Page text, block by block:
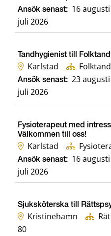
Ansök senast: 16
juli 2026
Tandhygienist till
Karlstad
Ansök senast: 23
juli 2026
Fysioterapeut med
Välkommen till oss!
Karlstad
Ansök senast: 16
juli 2026
Sjuksköterska till
Kristinehamn
80